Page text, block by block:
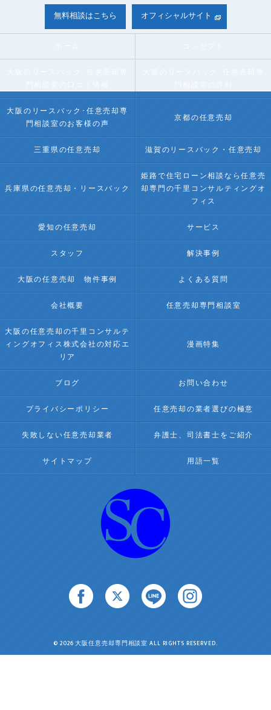
無料相談はこちら オフィシャルサイト
大阪のリースバック･任意売却専
門相談室のお客様の声
京都の任意売却
三重県の任意売却 滋賀のリースバック・任意売却
兵庫県の任意売却・リースバック
姫路で住宅ローン相談なら任意売
却専門の千里コンサルティングオ
フィス
愛知の任意売却 サービス
スタッフ 解決事例
大阪の任意売却 物件事例 よくある質問
会社概要 任意売却専門相談室
大阪の任意売却の千里コンサルテ
ィングオフィス株式会社の対応エ
リア
漫画特集
ブログ お問い合わせ
プライバシーポリシー 任意売却の業者選びの極意
失敗しない任意売却業者 弁護士、司法書士をご紹介
サイトマップ 用語一覧
© 2026 大阪任意売却専門相談室 ALL RIGHTS RESERVED.